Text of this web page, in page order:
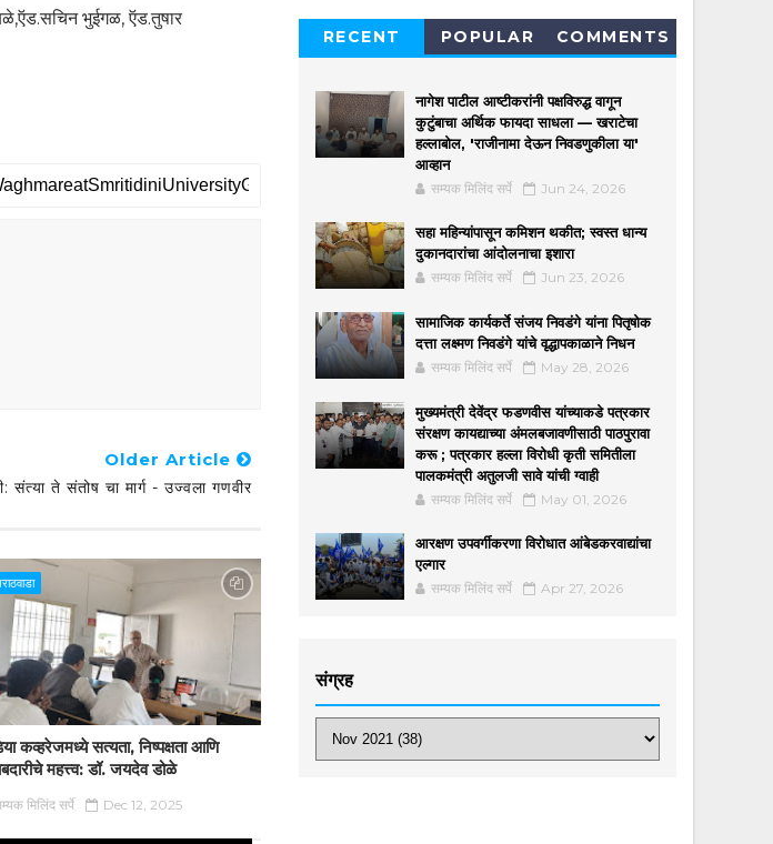
भुईगळ, ऍड.तुषार
Older Article
संत्या ते संतोष चा मार्ग - उज्वला गणवीर
कव्हरेजमध्ये सत्यता, निष्पक्षता आणि
महत्त्व: डॉ. जयदेव डोळे
मिलिंद सर्पे Dec 12, 2025
RECENT POPULAR COMMENTS
नागेश पाटील आष्टीकरांनी पक्षविरुद्ध वागून
कुटुंबाचा अर्थिक फायदा साधला — खराटेचा
हल्लाबोल, 'राजीनामा देऊन निवडणुकीला या'
आव्हान
सम्यक मिलिंद सर्पे Jun 24, 2026
सहा महिन्यांपासून कमिशन थकीत; स्वस्त धान्य
दुकानदारांचा आंदोलनाचा इशारा
सम्यक मिलिंद सर्पे Jun 23, 2026
सामाजिक कार्यकर्ते संजय निवडंगे यांना पितृषोक
दत्ता लक्ष्मण निवडंगे यांचे वृद्धापकाळाने निधन
सम्यक मिलिंद सर्पे May 28, 2026
मुख्यमंत्री देवेंद्र फडणवीस यांच्याकडे पत्रकार
संरक्षण कायद्याच्या अंमलबजावणीसाठी पाठपुरावा
करू ; पत्रकार हल्ला विरोधी कृती समितीला
पालकमंत्री अतुलजी सावे यांची ग्वाही
सम्यक मिलिंद सर्पे May 01, 2026
आरक्षण उपवर्गीकरणा विरोधात आंबेडकरवाद्यांचा
एल्गार
सम्यक मिलिंद सर्पे Apr 27, 2026
संग्रह